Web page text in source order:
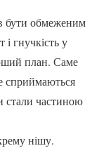
бути обмеженим
гнучкість у
план. Саме
сприймаються
стали частиною
нішу.